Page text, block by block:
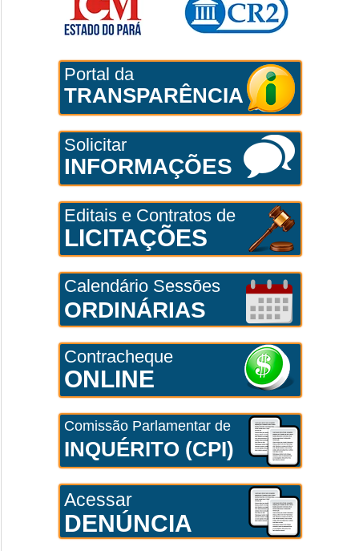
Portal da
TRANSPARÊNCIA
Solicitar
INFORMAÇÕES
Editais e Contratos de
LICITAÇÕES
Calendário Sessões
ORDINÁRIAS
Contracheque
ONLINE
Comissão Parlamentar de
INQUÉRITO (CPI)
Acessar
DENÚNCIA